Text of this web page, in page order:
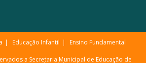
Educação Infantil Ensino Fundamental
a Secretaria Municipal de Educação de